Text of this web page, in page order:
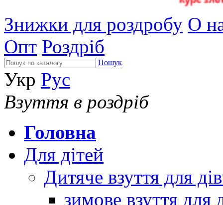
Знижки для роздробу О
Опт Роздріб
Пошук
Укр Рус
Взуття в роздріб
Головна
Для дітей
Дитяче взуття для
зимове взуття для